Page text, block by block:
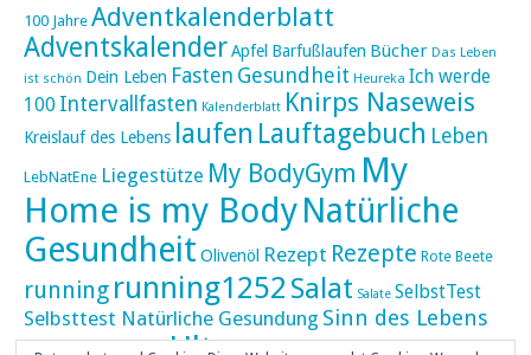
100 Jahre Adventkalenderblatt
AdventskalenderApfel Barfußlaufen Bücher Das Leben
ist schön Dein Leben Fasten Gesundheit Heureka Ich werde
100 Intervallfasten Kalenderblatt Knirps Naseweis
Kreislauf des Lebens laufen Lauftagebuch Leben
LebNatEne Liegestütze My BodyGym My
Home is my BodyNatürliche
Gesundheit Olivenöl Rezept Rezepte Rote Beete
running running1252 Salat Salate SelbstTest
Selbsttest Natürliche Gesundung Sinn des Lebens